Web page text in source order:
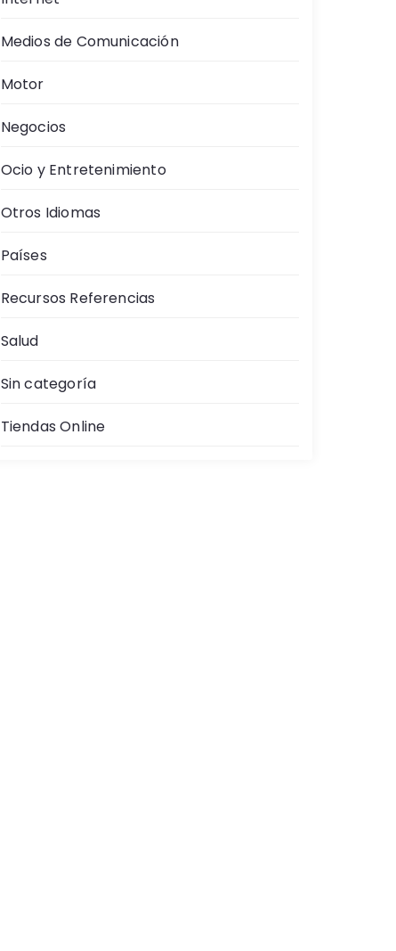
Medios de Comunicación
Motor
Negocios
Ocio y Entretenimiento
Otros Idiomas
Países
Recursos Referencias
Salud
Sin categoría
Tiendas Online